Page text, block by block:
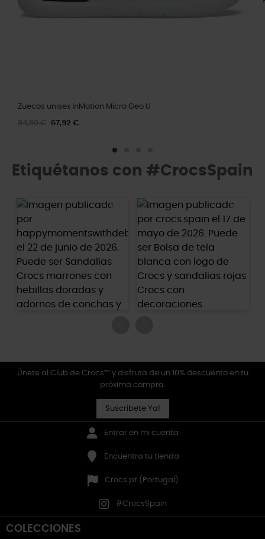
Zuecos unisex InMotion Micro Geo U
84,90 € 67,92 €
Etiquétanos con #CrocsSpain
Únete al Club de Crocs™ y disfruta de un 10% descuento en tu
próxima compra.
Suscríbete Ya!
Entrar en mi cuenta
Encuentra tu tienda
Crocs.pt (Portugal)
#CrocsSpain
COLECCIONES